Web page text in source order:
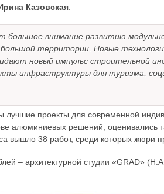
Казовская:
большое внимание развитию
большой территории. Новые
новый импульс строительной
инфраструктуры для туризма,
лучшие проекты для современной
алюминиевых решений, оценивались
вышло 38 работ, среди которых жюри
– архитектурной студии «GRAD»